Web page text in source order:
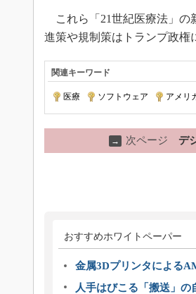
これら「21世紀医療法」の
進策や規制策はトランプ政権
関連キーワード
医療 ソフトウェア アメリ
→ 次ページ デ
おすすめホワイトペーパー
金属3Dプリンタによる
人手はびこる「搬送」